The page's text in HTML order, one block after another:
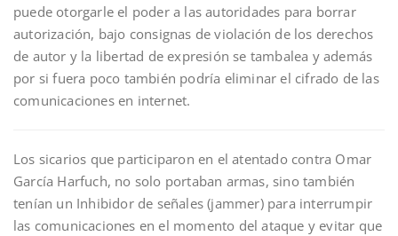
puede otorgarle el poder a las autoridades para borrar
autorización, bajo consignas de violación de los derechos
de autor y la libertad de expresión se tambalea y además
por si fuera poco también podría eliminar el cifrado de las
comunicaciones en internet.
Los sicarios que participaron en el atentado contra Omar
García Harfuch, no solo portaban armas, sino también
tenían un Inhibidor de señales (jammer) para interrumpir
las comunicaciones en el momento del ataque y evitar que